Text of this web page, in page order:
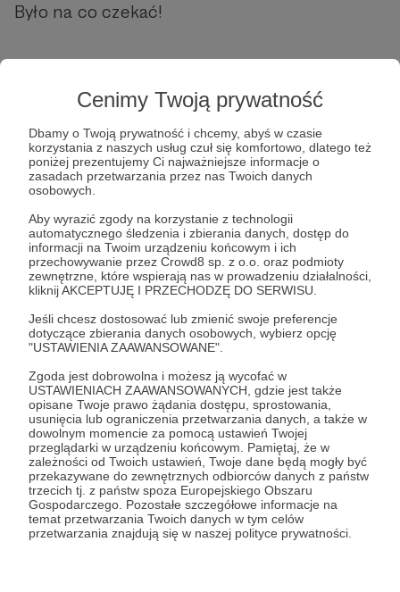
Cenimy Twoją prywatność
Dbamy o Twoją prywatność i chcemy, abyś w czasie
korzystania z naszych usług czuł się komfortowo, dlatego też
poniżej prezentujemy Ci najważniejsze informacje o
zasadach przetwarzania przez nas Twoich danych
osobowych.
Aby wyrazić zgody na korzystanie z technologii
automatycznego śledzenia i zbierania danych, dostęp do
informacji na Twoim urządzeniu końcowym i ich
przechowywanie przez Crowd8 sp. z o.o. oraz podmioty
zewnętrzne, które wspierają nas w prowadzeniu działalności,
kliknij AKCEPTUJĘ I PRZECHODZĘ DO SERWISU.
Jeśli chcesz dostosować lub zmienić swoje preferencje
dotyczące zbierania danych osobowych, wybierz opcję
"USTAWIENIA ZAAWANSOWANE".
Zgoda jest dobrowolna i możesz ją wycofać w
USTAWIENIACH ZAAWANSOWANYCH, gdzie jest także
opisane Twoje prawo żądania dostępu, sprostowania,
usunięcia lub ograniczenia przetwarzania danych, a także w
dowolnym momencie za pomocą ustawień Twojej
przeglądarki w urządzeniu końcowym. Pamiętaj, że w
zależności od Twoich ustawień, Twoje dane będą mogły być
przekazywane do zewnętrznych odbiorców danych z państw
trzecich tj. z państw spoza Europejskiego Obszaru
Gospodarczego. Pozostałe szczegółowe informacje na
temat przetwarzania Twoich danych w tym celów
przetwarzania znajdują się w naszej polityce prywatności.
Było na co czekać!
https://nowyobywatel.pl/sklep/
Udostępnij
Kwartalnik „Nowy Obywatel” – pismo na
rzecz sprawiedliwości społecznej
Zobacz profil autora
Zobacz również
Numer 79 już w sprzedaży!
1 procent to mało i dużo jednocześnie